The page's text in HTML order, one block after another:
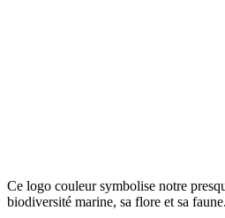
Ce logo couleur symbolise notre
biodiversité marine, sa flore et sa faune.